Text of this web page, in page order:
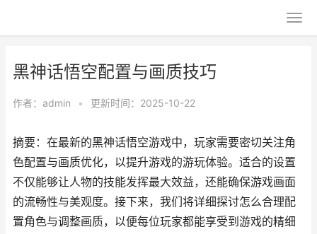
黑神话悟空配置与画质技巧
作者： admin • 更新时间：2025-10-22
摘要：在最新的黑神话悟空游戏中，玩家需要密切关注角
色配置与画质优化，以提升游戏的游玩体验。适合的设置
不仅能够让人物的技能发挥最大效益，还能确保游戏画面
的流畅性与美观度。接下来，我们将详细探讨怎么合理配
置角色与调整画质，以便每位玩家都能享受到游戏的精细